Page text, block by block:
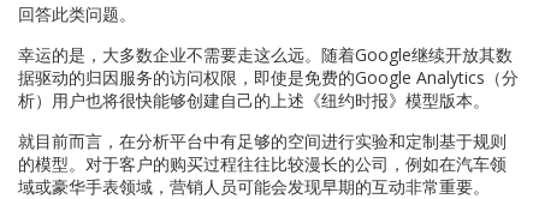
回答此类问题。
幸运的是，大多数企业不需要走这么远。随着Google继续开放其数
据驱动的归因服务的访问权限，即使是免费的Google Analytics（分
析）用户也将很快能够创建自己的上述《纽约时报》模型版本。
就目前而言，在分析平台中有足够的空间进行实验和定制基于规则
的模型。对于客户的购买过程往往比较漫长的公司，例如在汽车领
域或豪华手表领域，营销人员可能会发现早期的互动非常重要。